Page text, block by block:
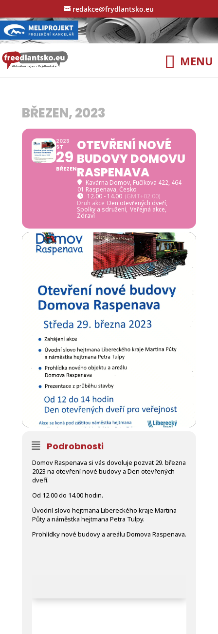
redakce@frydlantsko.eu
BŘEZEN, 2023
2023
ST
29
BŘEZEN
OTEVŘENÍ NOVÉ
BUDOVY DOMOVU
RASPENAVA
Kavárna Domov, Fučíkova 422, 464
01 Raspenava, Česko
12.00 - 14.00 (GMT+02:00)
Druh akce Den otevřených dveří,
Spolky a sdružení, Veřejná akce,
Zdraví
Podrobnosti
Domov Raspenava si vás dovoluje pozvat 29. března
2023 na otevření nové budovy a Den otevřených
dveří.
Od 12.00 do 14.00 hodin.
Úvodní slovo hejtmana Libereckého kraje Martina
Půty a náměstka hejtmana Petra Tulpy.
Prohlídky nové budovy a areálu Domova Raspenava.